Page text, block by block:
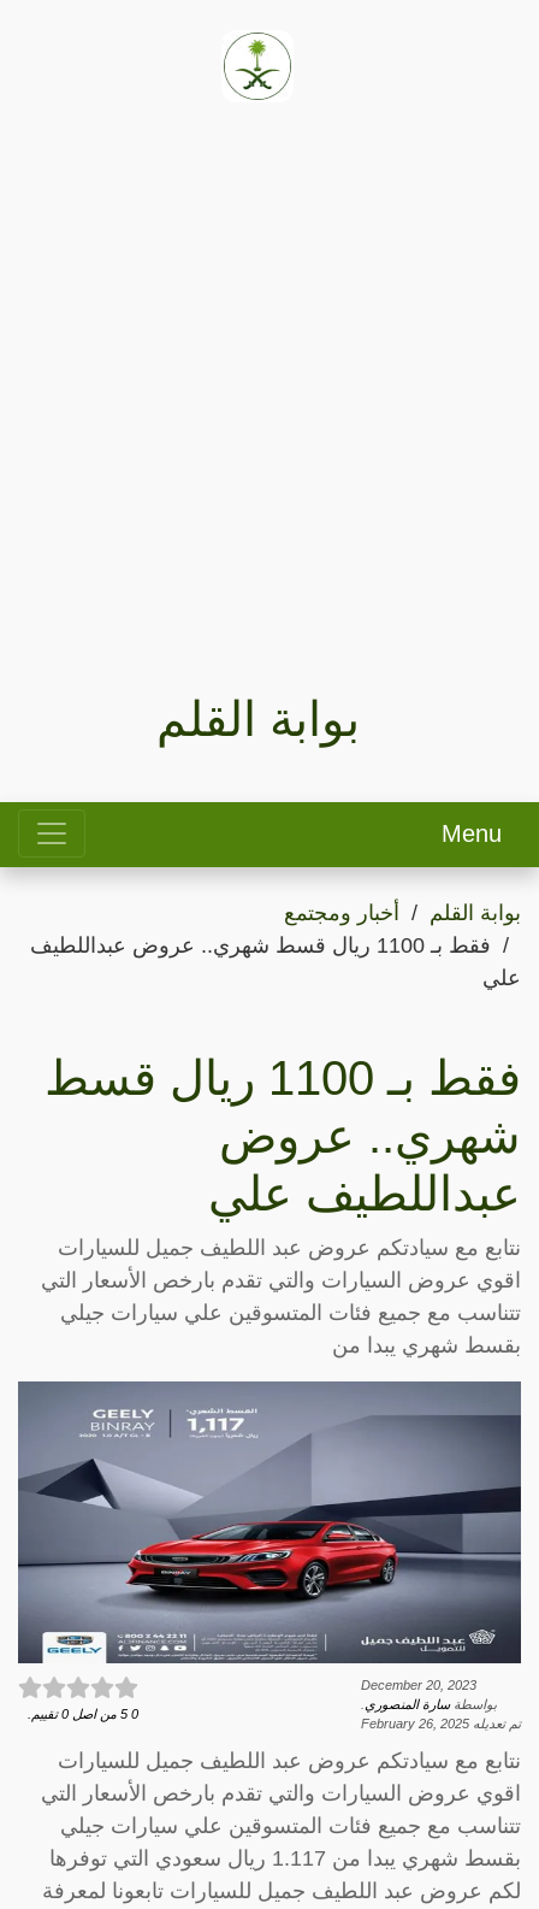
بوابة القلم
Menu
بوابة القلم
أخبار ومجتمع
فقط بـ 1100 ريال قسط شهري.. عروض عبداللطيف
علي
فقط بـ 1100 ريال قسط
شهري.. عروض
عبداللطيف علي
نتابع مع سيادتكم عروض عبد اللطيف جميل للسيارات
اقوي عروض السيارات والتي تقدم بارخص الأسعار التي
تتناسب مع جميع فئات المتسوقين علي سيارات جيلي
بقسط شهري يبدا من
December 20, 2023
بواسطةسارة المنصوري
تم تعديله February 26, 2025
0
5 من اصل 0 تقييم.
نتابع مع سيادتكم عروض عبد اللطيف جميل للسيارات
اقوي عروض السيارات والتي تقدم بارخص الأسعار التي
تتناسب مع جميع فئات المتسوقين علي سيارات جيلي
بقسط شهري يبدا من 1.117 ريال سعودي التي توفرها
لكم عروض عبد اللطيف جميل للسيارات تابعونا لمعرفة